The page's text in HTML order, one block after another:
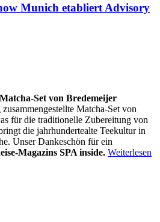
Munich etabliert Advisory
Set von Bredemeijer
Matcha-Set von
für die traditionelle Zubereitung von
die jahrhundertealte Teekultur in
Unser Dankeschön für ein
Magazins SPA inside. Weiterlesen